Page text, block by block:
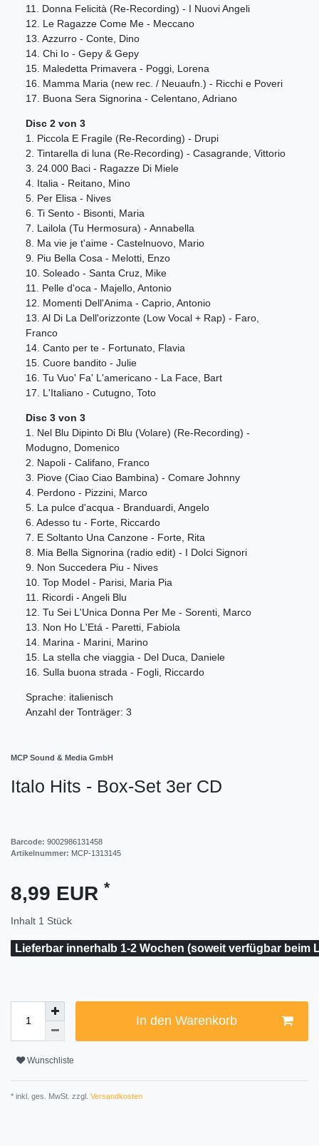
11. Donna Felicità (Re-Recording) - I Nuovi Angeli
12. Le Ragazze Come Me - Meccano
13. Azzurro - Conte, Dino
14. Chi Io - Gepy & Gepy
15. Maledetta Primavera - Poggi, Lorena
16. Mamma Maria (new rec. / Neuaufn.) - Ricchi e Poveri
17. Buona Sera Signorina - Celentano, Adriano
Disc 2 von 3
1. Piccola E Fragile (Re-Recording) - Drupi
2. Tintarella di luna (Re-Recording) - Casagrande, Vittorio
3. 24.000 Baci - Ragazze Di Miele
4. Italia - Reitano, Mino
5. Per Elisa - Nives
6. Ti Sento - Bisonti, Maria
7. Lailola (Tu Hermosura) - Annabella
8. Ma vie je t'aime - Castelnuovo, Mario
9. Piu Bella Cosa - Melotti, Enzo
10. Soleado - Santa Cruz, Mike
11. Pelle d'oca - Majello, Antonio
12. Momenti Dell'Anima - Caprio, Antonio
13. Al Di La Dell'orizzonte (Low Vocal + Rap) - Faro,
Franco
14. Canto per te - Fortunato, Flavia
15. Cuore bandito - Julie
16. Tu Vuo' Fa' L'americano - La Face, Bart
17. L'Italiano - Cutugno, Toto
Disc 3 von 3
1. Nel Blu Dipinto Di Blu (Volare) (Re-Recording) -
Modugno, Domenico
2. Napoli - Califano, Franco
3. Piove (Ciao Ciao Bambina) - Comare Johnny
4. Perdono - Pizzini, Marco
5. La pulce d'acqua - Branduardi, Angelo
6. Adesso tu - Forte, Riccardo
7. E Soltanto Una Canzone - Forte, Rita
8. Mia Bella Signorina (radio edit) - I Dolci Signori
9. Non Succedera Piu - Nives
10. Top Model - Parisi, Maria Pia
11. Ricordi - Angeli Blu
12. Tu Sei L'Unica Donna Per Me - Sorenti, Marco
13. Non Ho L'Etá - Paretti, Fabiola
14. Marina - Marini, Marino
15. La stella che viaggia - Del Duca, Daniele
16. Sulla buona strada - Fogli, Riccardo
Sprache: italienisch
Anzahl der Tonträger: 3
MCP Sound & Media GmbH
Italo Hits - Box-Set 3er CD
Barcode: 9002986131458
Artikelnummer: MCP-1313145
8,99 EUR *
Inhalt 1 Stück
Lieferbar innerhalb 1-2 Wochen (soweit verfügbar beim
In den Warenkorb
Wunschliste
* inkl. ges. MwSt. zzgl. Versandkosten